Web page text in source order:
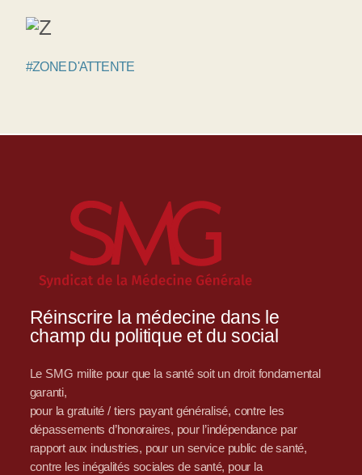
#ZONE D'ATTENTE
Réinscrire la médecine dans le
champ du politique et du social
Le SMG milite pour que la santé soit un droit fondamental
garanti,
pour la gratuité / tiers payant généralisé, contre les
dépassements d’honoraires, pour l’indépendance par
rapport aux industries, pour un service public de santé,
contre les inégalités sociales de santé, pour la